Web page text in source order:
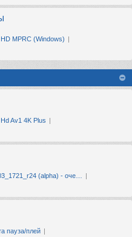
MPRC (Windows)
Av1 4K Plus
(alpha) - оче…
пауза/плей